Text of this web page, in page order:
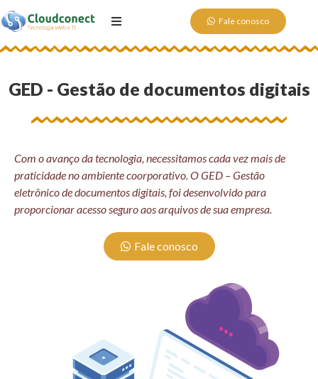
Fale conosco
GED - Gestão de documentos digitais
Com o avanço da tecnologia, necessitamos cada vez mais de
praticidade no ambiente coorporativo. O GED – Gestão
eletrônico de documentos digitais, foi desenvolvido para
proporcionar acesso seguro aos arquivos de sua empresa.
Fale conosco